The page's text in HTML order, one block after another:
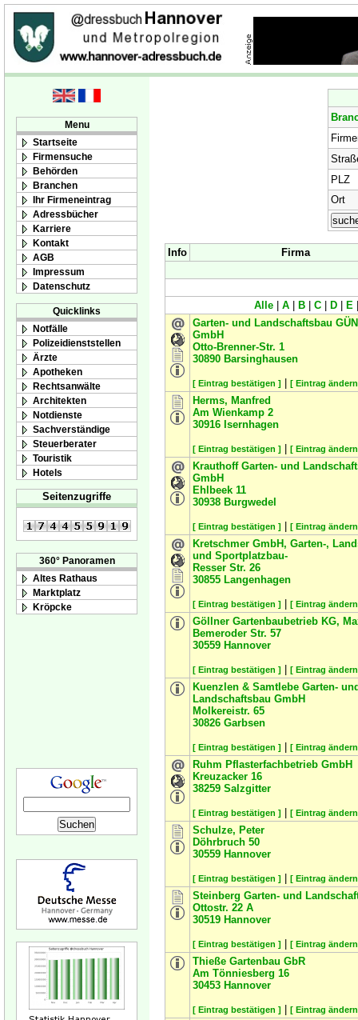
Menu
Startseite
Firmensuche
Behörden
Branchen
Ihr Firmeneintrag
Adressbücher
Karriere
Kontakt
AGB
Impressum
Datenschutz
Quicklinks
Notfälle
Polizeidienststellen
Ärzte
Apotheken
Rechtsanwälte
Architekten
Notdienste
Sachverständige
Steuerberater
Touristik
Hotels
Seitenzugriffe
360° Panoramen
Altes Rathaus
Marktplatz
Kröpcke
PLZ
Ort
Info Firma
Alle A B C D E
Garten- und Landschaftsbau
GmbH
Otto-Brenner-Str. 1
30890 Barsinghausen
[ Eintrag bestätigen ] [ Eintrag
Herms, Manfred
Am Wienkamp 2
30916 Isernhagen
[ Eintrag bestätigen ] [ Eintrag
Krauthoff Garten- und
GmbH
Ehlbeek 11
30938 Burgwedel
[ Eintrag bestätigen ] [ Eintrag
Kretschmer GmbH, Garten-,
und Sportplatzbau-
Resser Str. 26
30855 Langenhagen
[ Eintrag bestätigen ] [ Eintrag
Göllner Gartenbaubetrieb KG,
Bemeroder Str. 57
30559 Hannover
[ Eintrag bestätigen ] [ Eintrag
Kuenzlen & Samtlebe Garten-
Landschaftsbau GmbH
Molkereistr. 65
30826 Garbsen
[ Eintrag bestätigen ] [ Eintrag
Ruhm Pflasterfachbetrieb GmbH
Kreuzacker 16
38259 Salzgitter
[ Eintrag bestätigen ] [ Eintrag
Schulze, Peter
Döhrbruch 50
30559 Hannover
[ Eintrag bestätigen ] [ Eintrag
Steinberg Garten- und
Ottostr. 22 A
30519 Hannover
[ Eintrag bestätigen ] [ Eintrag
Thieße Gartenbau GbR
Am Tönniesberg 16
30453 Hannover
[ Eintrag bestätigen ] [ Eintrag